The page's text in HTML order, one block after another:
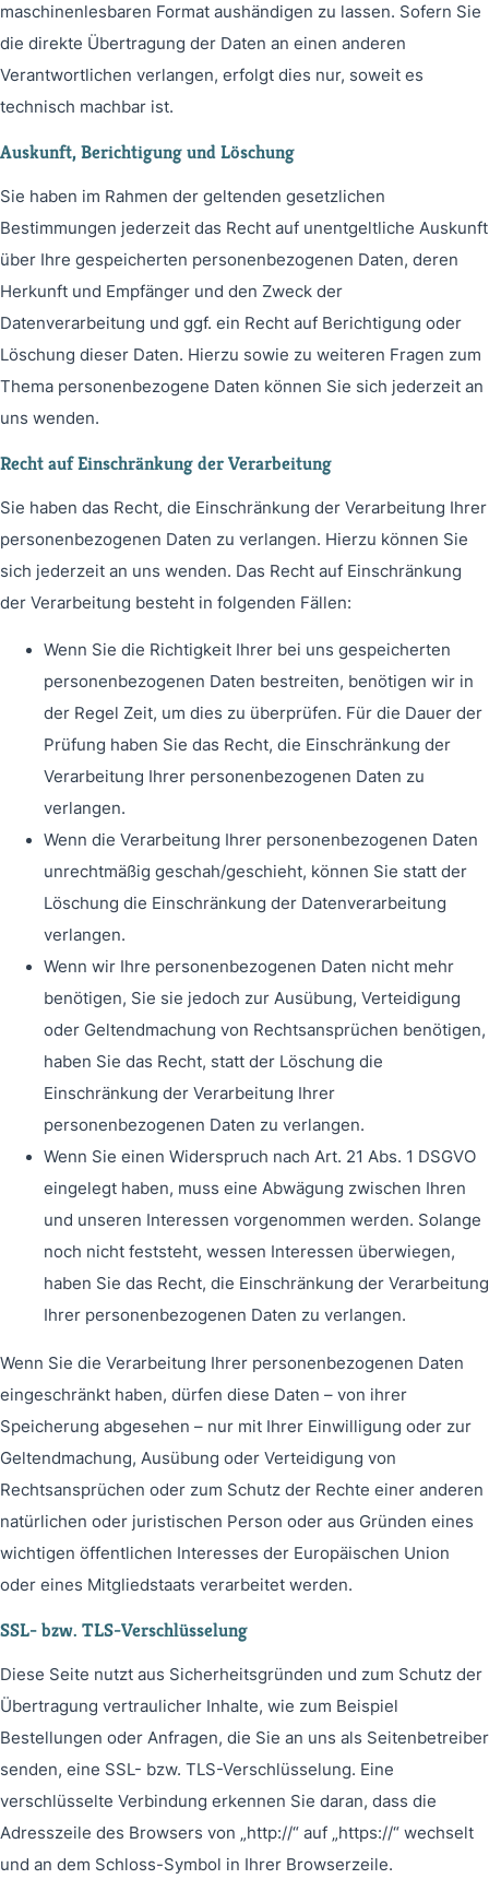
maschinenlesbaren Format aushändigen zu lassen. Sofern Sie
die direkte Übertragung der Daten an einen anderen
Verantwortlichen verlangen, erfolgt dies nur, soweit es
technisch machbar ist.
Auskunft, Berichtigung und Löschung
Sie haben im Rahmen der geltenden gesetzlichen
Bestimmungen jederzeit das Recht auf unentgeltliche Auskunft
über Ihre gespeicherten personenbezogenen Daten, deren
Herkunft und Empfänger und den Zweck der
Datenverarbeitung und ggf. ein Recht auf Berichtigung oder
Löschung dieser Daten. Hierzu sowie zu weiteren Fragen zum
Thema personenbezogene Daten können Sie sich jederzeit an
uns wenden.
Recht auf Einschränkung der Verarbeitung
Sie haben das Recht, die Einschränkung der Verarbeitung Ihrer
personenbezogenen Daten zu verlangen. Hierzu können Sie
sich jederzeit an uns wenden. Das Recht auf Einschränkung
der Verarbeitung besteht in folgenden Fällen:
Wenn Sie die Richtigkeit Ihrer bei uns gespeicherten
personenbezogenen Daten bestreiten, benötigen wir in
der Regel Zeit, um dies zu überprüfen. Für die Dauer der
Prüfung haben Sie das Recht, die Einschränkung der
Verarbeitung Ihrer personenbezogenen Daten zu
verlangen.
Wenn die Verarbeitung Ihrer personenbezogenen Daten
unrechtmäßig geschah/geschieht, können Sie statt der
Löschung die Einschränkung der Datenverarbeitung
verlangen.
Wenn wir Ihre personenbezogenen Daten nicht mehr
benötigen, Sie sie jedoch zur Ausübung, Verteidigung
oder Geltendmachung von Rechtsansprüchen benötigen,
haben Sie das Recht, statt der Löschung die
Einschränkung der Verarbeitung Ihrer
personenbezogenen Daten zu verlangen.
Wenn Sie einen Widerspruch nach Art. 21 Abs. 1 DSGVO
eingelegt haben, muss eine Abwägung zwischen Ihren
und unseren Interessen vorgenommen werden. Solange
noch nicht feststeht, wessen Interessen überwiegen,
haben Sie das Recht, die Einschränkung der Verarbeitung
Ihrer personenbezogenen Daten zu verlangen.
Wenn Sie die Verarbeitung Ihrer personenbezogenen Daten
eingeschränkt haben, dürfen diese Daten – von ihrer
Speicherung abgesehen – nur mit Ihrer Einwilligung oder zur
Geltendmachung, Ausübung oder Verteidigung von
Rechtsansprüchen oder zum Schutz der Rechte einer anderen
natürlichen oder juristischen Person oder aus Gründen eines
wichtigen öffentlichen Interesses der Europäischen Union
oder eines Mitgliedstaats verarbeitet werden.
SSL- bzw. TLS-Verschlüsselung
Diese Seite nutzt aus Sicherheitsgründen und zum Schutz der
Übertragung vertraulicher Inhalte, wie zum Beispiel
Bestellungen oder Anfragen, die Sie an uns als Seitenbetreiber
senden, eine SSL- bzw. TLS-Verschlüsselung. Eine
verschlüsselte Verbindung erkennen Sie daran, dass die
Adresszeile des Browsers von „http://“ auf „https://“ wechselt
und an dem Schloss-Symbol in Ihrer Browserzeile.